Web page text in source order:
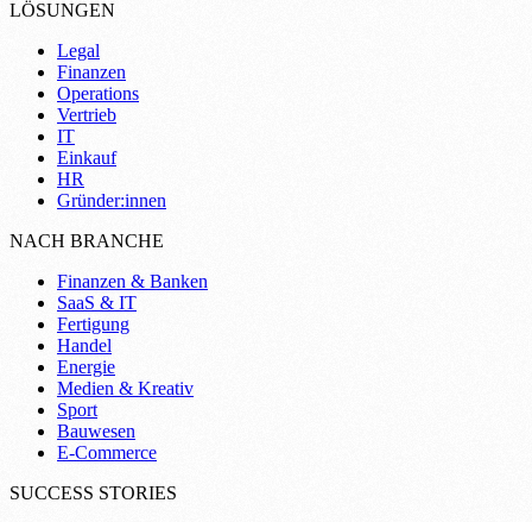
LÖSUNGEN
Legal
Finanzen
Operations
Vertrieb
IT
Einkauf
HR
Gründer:innen
NACH BRANCHE
Finanzen & Banken
SaaS & IT
Fertigung
Handel
Energie
Medien & Kreativ
Sport
Bauwesen
E-Commerce
SUCCESS STORIES